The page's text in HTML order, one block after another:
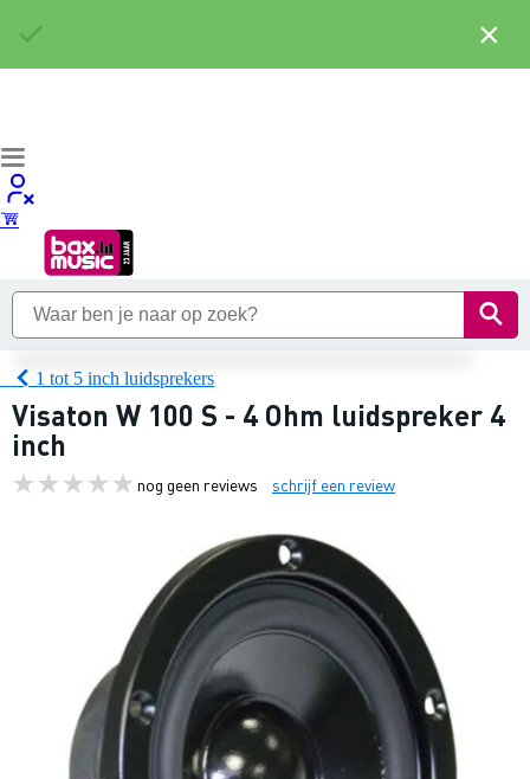
1 tot 5 inch luidsprekers
Visaton W 100 S - 4 Ohm luidspreker 4
inch
nog geen reviews schrijf een review
×